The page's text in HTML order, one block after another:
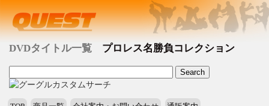
DVDタイトル一覧 プロレス名勝負コレクション